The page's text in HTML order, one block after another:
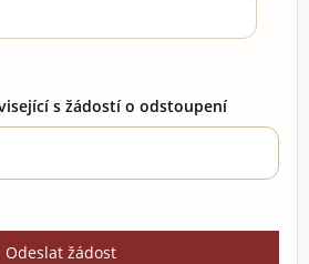
s žádostí o odstoupení
Odeslat žádost